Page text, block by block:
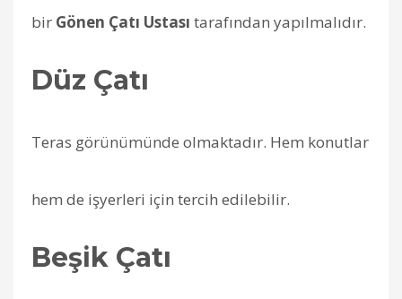
bir Gönen Çatı Ustası tarafından yapılmalıdır.
Düz Çatı
Teras görünümünde olmaktadır. Hem konutlar
hem de işyerleri için tercih edilebilir.
Beşik Çatı